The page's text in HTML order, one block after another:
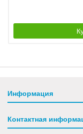
Информация
Контактная